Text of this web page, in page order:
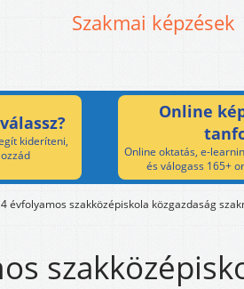
Szakmai képzések
kideríteni,
Online
Online oktatás, e-
és válogass 165+
4 évfolyamos szakközépiskola közgazdaság